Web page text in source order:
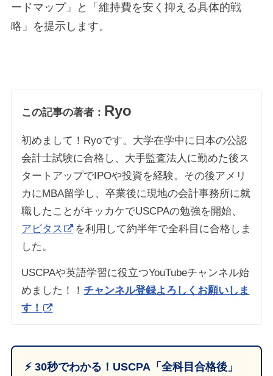
ードマップ」と「維持費を安く抑える具体的戦
略」を提示します。
この記事の著者： Ryo
初めまして！Ryoです。大学在学中に日本の公認
会計士試験に合格し、大手監査法人に勤めた後ス
タートアップでIPOや投資を経験。その後アメリ
カにMBA留学し、卒業後に現地の会計事務所に就
職したことがキッカケでUSCPAの勉強を開始、
アビタス
を利用して約半年で全科目に合格しま
した。
USCPAや英語学習に役立つYouTubeチャンネル始
めました！！チャンネル登録よろしくお願いしま
す！
⚡️ 30秒でわかる！USCPA「全科目合格後」